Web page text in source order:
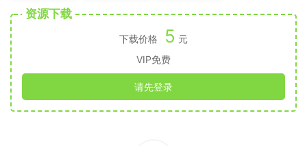
资源下载
下载价格 5 元
VIP免费
请先登录